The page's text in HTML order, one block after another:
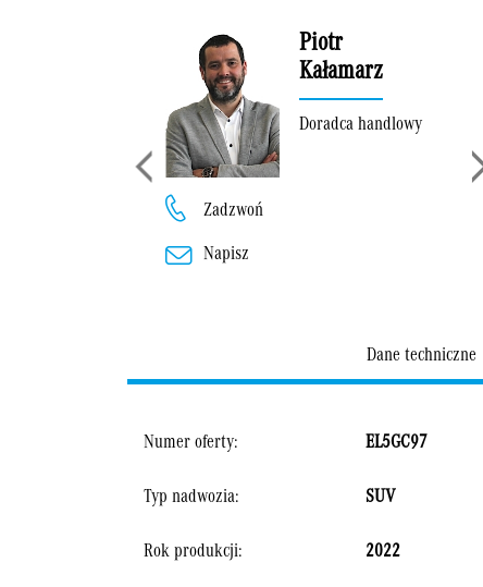
Piotr
Kałamarz
Doradca handlowy
Zadzwoń
Napisz
Dane techniczne
Numer oferty: EL5GC97
Typ nadwozia: SUV
Rok produkcji: 2022